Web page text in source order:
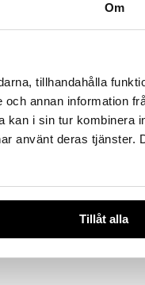
Om
tillhandahålla
annan information
kan i sin tur kombinera
använt deras tjänster.
Tillåt alla
5,93 €